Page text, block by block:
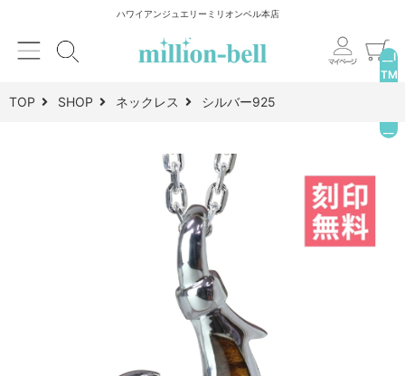
ハワイアンジュエリーミリオンベル本店
__I
TM
TOP SHOP ネックレス シルバー925